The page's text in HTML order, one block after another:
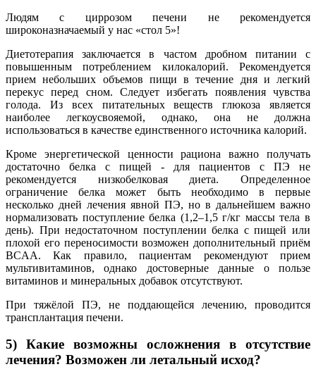
Людям с циррозом печени не рекомендуется
широконазначаемый у нас «стол 5»!
Диетотерапия заключается в частом дробном питании с
повышенным потреблением килокалорий. Рекомендуется
прием небольших объемов пищи в течение дня и легкий
перекус перед сном. Следует избегать появления чувства
голода. Из всех питательных веществ глюкоза является
наиболее легкоусвояемой, однако, она не должна
использоваться в качестве единственного источника калорий.
Кроме энергетической ценности рациона важно получать
достаточно белка с пищей - для пациентов с ПЭ не
рекомендуется низкобелковая диета. Определенное
ограничение белка может быть необходимо в первые
несколько дней лечения явной ПЭ, но в дальнейшем важно
нормализовать поступление белка (1,2–1,5 г/кг массы тела в
день). При недостаточном поступлении белка с пищей или
плохой его переносимости возможен дополнительный приём
BCAA. Как правило, пациентам рекомендуют прием
мультивитаминов, однако достоверные данные о пользе
витаминов и минеральных добавок отсутствуют.
При тяжёлой ПЭ, не поддающейся лечению, проводится
трансплантация печени.
5) Какие возможны осложнения в отсутствие
лечения? Возможен ли летальный исход?